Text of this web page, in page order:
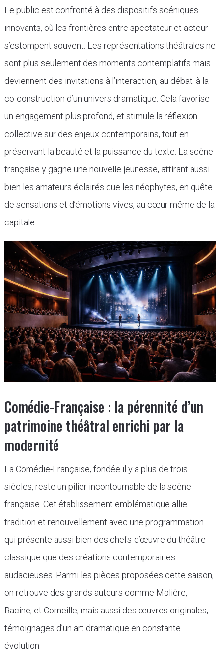
Le public est confronté à des dispositifs scéniques
innovants, où les frontières entre spectateur et acteur
s’estompent souvent. Les représentations théâtrales ne
sont plus seulement des moments contemplatifs mais
deviennent des invitations à l’interaction, au débat, à la
co-construction d’un univers dramatique. Cela favorise
un engagement plus profond, et stimule la réflexion
collective sur des enjeux contemporains, tout en
préservant la beauté et la puissance du texte. La scène
française y gagne une nouvelle jeunesse, attirant aussi
bien les amateurs éclairés que les néophytes, en quête
de sensations et d’émotions vives, au cœur même de la
capitale.
Comédie-Française : la pérennité d’un
patrimoine théâtral enrichi par la
modernité
La Comédie-Française, fondée il y a plus de trois
siècles, reste un pilier incontournable de la scène
française. Cet établissement emblématique allie
tradition et renouvellement avec une programmation
qui présente aussi bien des chefs-d’œuvre du théâtre
classique que des créations contemporaines
audacieuses. Parmi les pièces proposées cette saison,
on retrouve des grands auteurs comme Molière,
Racine, et Corneille, mais aussi des œuvres originales,
témoignages d’un art dramatique en constante
évolution.